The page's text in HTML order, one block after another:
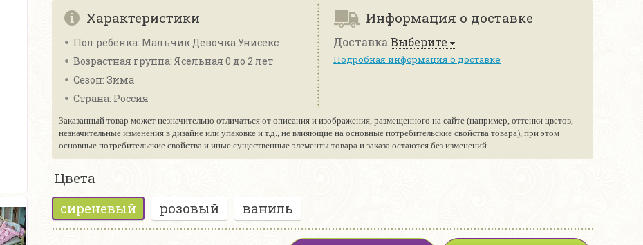
Характеристики
Пол ребенка: Мальчик Девочка Унисекс
Возрастная группа: Ясельная 0 до 2 лет
Сезон: Зима
Страна: Россия
Информация о доставке
Доставка Выберите
Подробная информация о доставке
Заказанный товар может незначительно отличаться от описания и изображения, размещенного на сайте (например, оттенки цветов,
незначительные изменения в дизайне или упаковке и т.д., не влияющие на основные потребительские свойства товара), при этом
основные потребительские свойства и иные существенные элементы товара и заказа остаются без изменений.
Цвета
сиреневый
розовый ваниль